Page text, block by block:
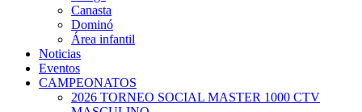
Canasta
Dominó
Área infantil
Noticias
Eventos
CAMPEONATOS
2026 TORNEO SOCIAL MASTER 1000 CTV